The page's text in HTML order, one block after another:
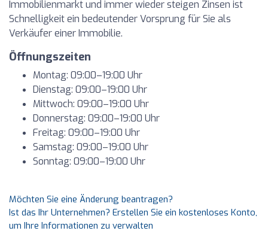
Immobilienmarkt und immer wieder steigen Zinsen ist
Schnelligkeit ein bedeutender Vorsprung für Sie als
Verkäufer einer Immobilie.
Öffnungszeiten
Montag: 09:00–19:00 Uhr
Dienstag: 09:00–19:00 Uhr
Mittwoch: 09:00–19:00 Uhr
Donnerstag: 09:00–19:00 Uhr
Freitag: 09:00–19:00 Uhr
Samstag: 09:00–19:00 Uhr
Sonntag: 09:00–19:00 Uhr
Möchten Sie eine Änderung beantragen?
Ist das Ihr Unternehmen? Erstellen Sie ein kostenloses Konto,
um Ihre Informationen zu verwalten